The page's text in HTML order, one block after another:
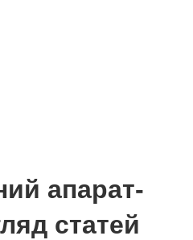
апарат-
статей